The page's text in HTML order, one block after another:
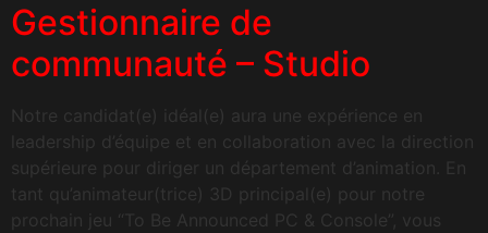
Gestionnaire de
communauté – Studio
Notre candidat(e) idéal(e) aura une expérience en
leadership d’équipe et en collaboration avec la direction
supérieure pour diriger un département d’animation. En
tant qu’animateur(trice) 3D principal(e) pour notre
prochain jeu “To Be Announced PC & Console”, vous